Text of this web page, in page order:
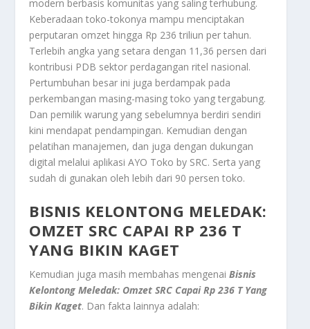
modern berbasis komunitas yang saling terhubung.
Keberadaan toko-tokonya mampu menciptakan
perputaran omzet hingga Rp 236 triliun per tahun.
Terlebih angka yang setara dengan 11,36 persen dari
kontribusi PDB sektor perdagangan ritel nasional.
Pertumbuhan besar ini juga berdampak pada
perkembangan masing-masing toko yang tergabung.
Dan pemilik warung yang sebelumnya berdiri sendiri
kini mendapat pendampingan. Kemudian dengan
pelatihan manajemen, dan juga dengan dukungan
digital melalui aplikasi AYO Toko by SRC. Serta yang
sudah di gunakan oleh lebih dari 90 persen toko.
BISNIS KELONTONG MELEDAK:
OMZET SRC CAPAI RP 236 T
YANG BIKIN KAGET
Kemudian juga masih membahas mengenaiBisnis
Kelontong Meledak: Omzet SRC Capai Rp 236 T Yang
Bikin Kaget. Dan fakta lainnya adalah: